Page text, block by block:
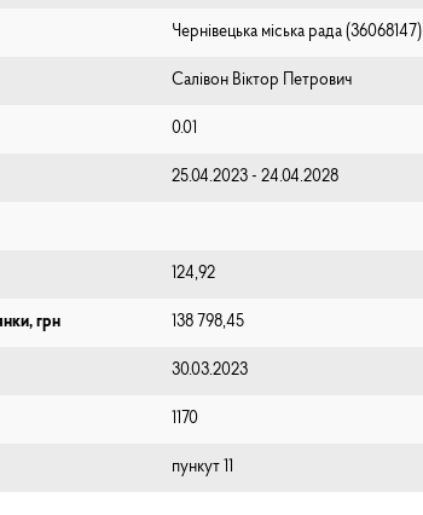
Чернівецька міська рада (⁨36068147⁩)
Салівон Віктор Петрович
0.01
25.04.2023 - 24.04.2028
124,92
грн 138 798,45
30.03.2023
1170
пункут 11